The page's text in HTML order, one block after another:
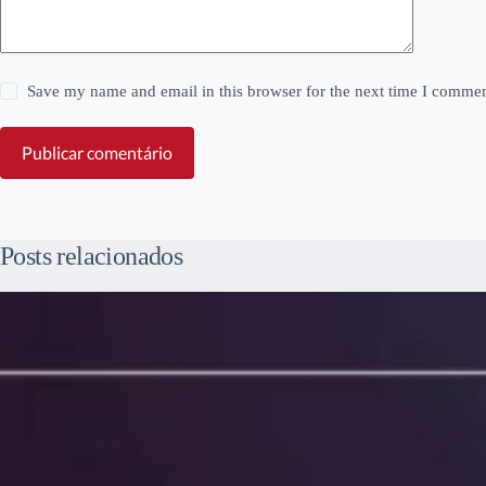
Save my name and email in this browser for the next time I
Publicar comentário
Posts relacionados